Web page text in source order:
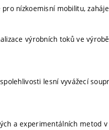
nízkoemisní mobilitu,
výrobních toků ve
lesní vyvážecí
a experimentálních metod